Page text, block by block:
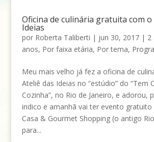
Oficina de culinária gratuita com o
Ideias
por Roberta Taliberti | jun 30, 2017| 2
anos, Por faixa etária, Por tema,
Meu mais velho já fez a oficina de
Ateliê das Ideias no “estúdio” do “Tem
Cozinha”, no Rio de Janeiro, e adorou,
indico e amanhã vai ter evento
Casa & Gourmet Shopping (o antigo
para...